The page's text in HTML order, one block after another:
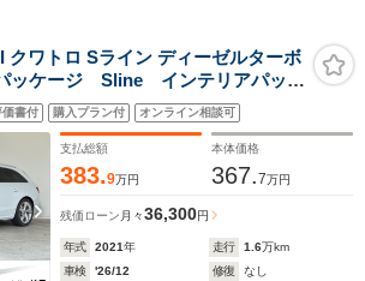
ワトロ Sライン ディーゼルターボ
ケージ Sline インテリアパッケ
アーティフィシャルレザー コン
サラウンドビューカメラ/パークア
価書付 購入プラン付 オンライン相談可
支払総額
383.9万円
本体価格
367.7万円
残価ローン 月々36,300円
年式 2021年 走行 1.6万km
車検
'26/12 修復
なし